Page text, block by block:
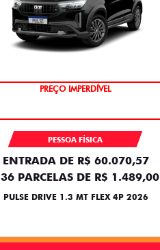
PREÇO IMPERDÍVEL
PESSOA FÍSICA
ENTRADA DE R$ 60.070,57
PARCELAS DE R$ 1.489,00
PULSE DRIVE 1.3 MT FLEX 4P 2026